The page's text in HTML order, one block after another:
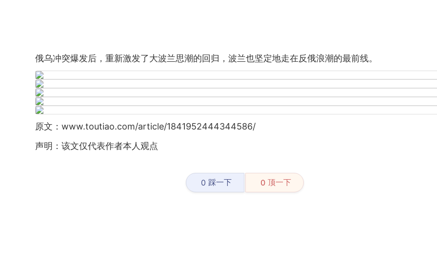
俄乌冲突爆发后，重新激发了大波兰思潮的回归，波兰也坚定地走在反俄浪潮的最前线。
原文：www.toutiao.com/article/1841952444344586/
声明：该文仅代表作者本人观点
0 踩一下 0 顶一下